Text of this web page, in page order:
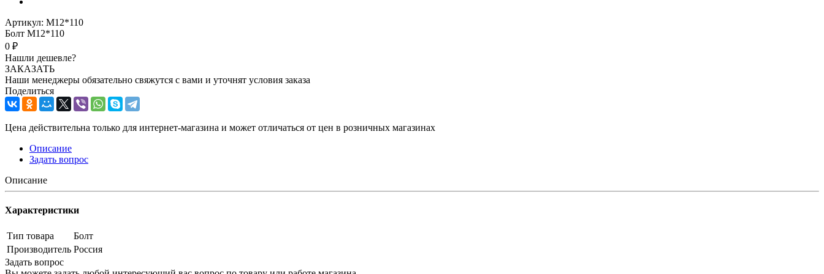
Артикул: М12*110
Болт М12*110
0 ₽
Нашли дешевле?
ЗАКАЗАТЬ
Наши менеджеры обязательно свяжутся с вами и уточнят условия заказа
Поделиться
Цена действительна только для интернет-магазина и может отличаться от цен в розничных магазинах
Описание
Задать вопрос
Описание
Характеристики
Тип товара
Болт
Производитель Россия
Задать вопрос